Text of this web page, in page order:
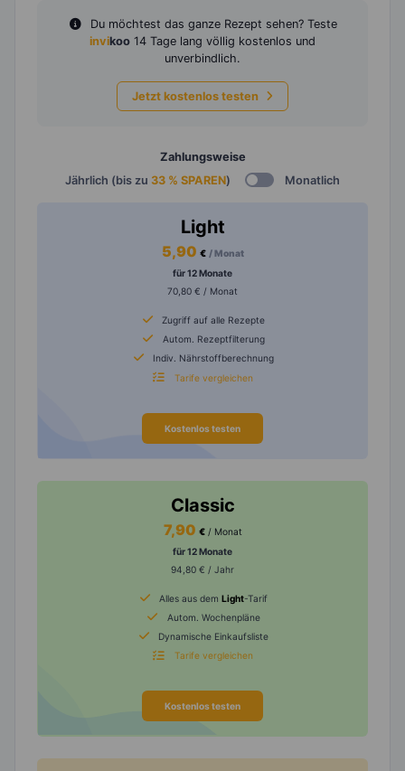
Du möchtest das ganze Rezept sehen? Teste
invikoo 14 Tage lang völlig kostenlos und
unverbindlich.
Jetzt kostenlos testen
Zahlungsweise
Jährlich (bis zu 33 % SPAREN) Monatlich
Light
5,90 € / Monat
für 12 Monate
70,80 € / Monat
Zugriff auf alle Rezepte
Autom. Rezeptfilterung
Indiv. Nährstoffberechnung
Tarife vergleichen
Kostenlos testen
Classic
7,90 € / Monat
für 12 Monate
94,80 € / Jahr
Alles aus dem Light-Tarif
Autom. Wochenpläne
Dynamische Einkaufsliste
Tarife vergleichen
Kostenlos testen